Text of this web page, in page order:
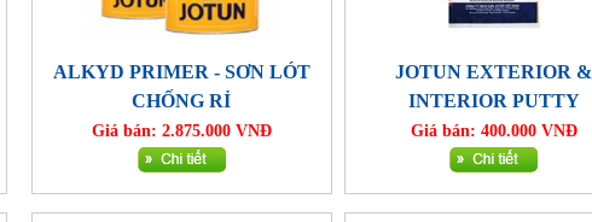
ALKYD PRIMER - SƠN LÓT
CHỐNG RỈ
Giá bán: 2.875.000 VNĐ
JOTUN EXTERIOR &
INTERIOR PUTTY
Giá bán: 400.000 VNĐ